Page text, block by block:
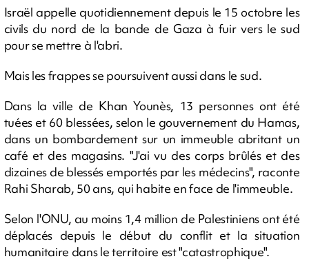
Israël appelle quotidiennement depuis le 15 octobre les
civils du nord de la bande de Gaza à fuir vers le sud
pour se mettre à l'abri.
Mais les frappes se poursuivent aussi dans le sud.
Dans la ville de Khan Younès, 13 personnes ont été
tuées et 60 blessées, selon le gouvernement du Hamas,
dans un bombardement sur un immeuble abritant un
café et des magasins. "J'ai vu des corps brûlés et des
dizaines de blessés emportés par les médecins", raconte
Rahi Sharab, 50 ans, qui habite en face de l'immeuble.
Selon l'ONU, au moins 1,4 million de Palestiniens ont été
déplacés depuis le début du conflit et la situation
humanitaire dans le territoire est "catastrophique".